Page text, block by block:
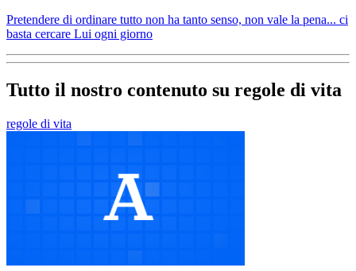
Pretendere di ordinare tutto non ha tanto senso, non vale la pena... ci
basta cercare Lui ogni giorno
Tutto il nostro contenuto su regole di vita
regole di vita